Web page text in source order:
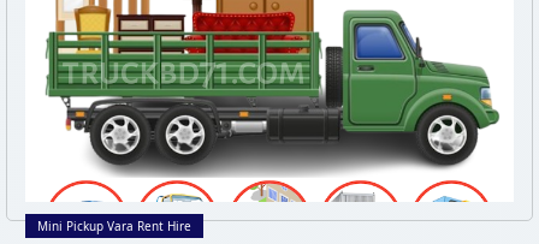
Mini Pickup Vara Rent Hire